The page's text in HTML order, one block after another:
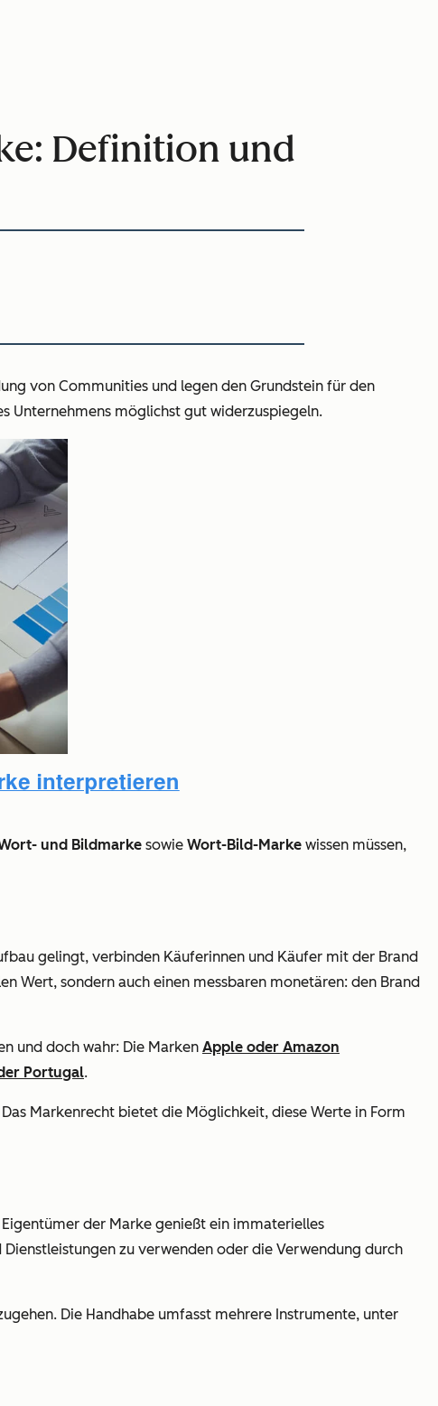
Definition und
von Communities und legen den Grundstein für den
Unternehmens möglichst gut widerzuspiegeln.
und Bildmarke sowie Wort-Bild-Marke wissen müssen,
gelingt, verbinden Käuferinnen und Käufer mit der Brand
Wert, sondern auch einen messbaren monetären: den Brand
und doch wahr: Die Marken Apple oder Amazon
Portugal.
Markenrecht bietet die Möglichkeit, diese Werte in Form
der Marke genießt ein immaterielles
zu verwenden oder die Verwendung durch
Die Handhabe umfasst mehrere Instrumente, unter